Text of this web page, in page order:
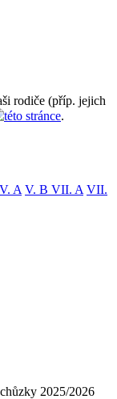
rodiče (příp. jejich
této stránce.
V. A V. B VII. A VII.
2025/2026